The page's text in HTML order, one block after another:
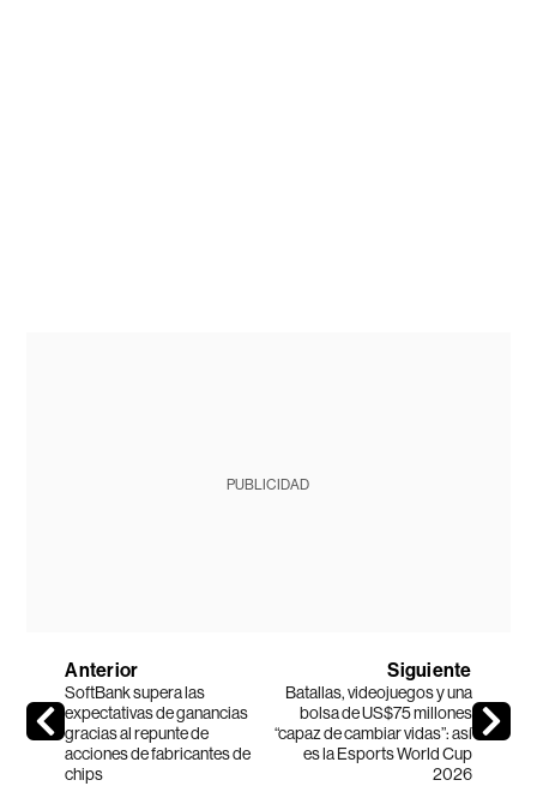
PUBLICIDAD
Anterior
SoftBank supera las
expectativas de ganancias
gracias al repunte de
acciones de fabricantes de
chips
Siguiente
Batallas, videojuegos y una
bolsa de US$75 millones
“capaz de cambiar vidas”: así
es la Esports World Cup
2026